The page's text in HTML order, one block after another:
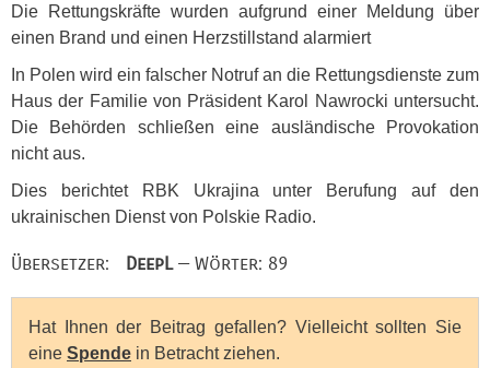
Die Rettungskräfte wurden aufgrund einer Meldung über
einen Brand und einen Herzstillstand alarmiert
In Polen wird ein falscher Notruf an die Rettungsdienste zum
Haus der Familie von Präsident Karol Nawrocki untersucht.
Die Behörden schließen eine ausländische Provokation
nicht aus.
Dies berichtet
RBK Ukrajina unter Berufung auf den
ukrainischen Dienst von Polskie Radio.
Übersetzer: DeepL— Wörter: 89
Hat Ihnen der Beitrag gefallen? Vielleicht sollten Sie
eine Spende in Betracht ziehen.